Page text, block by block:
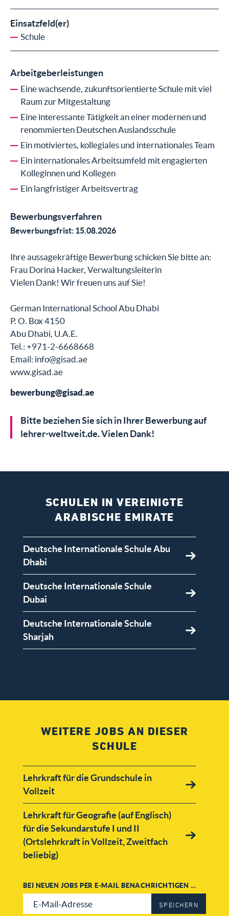
Einsatzfeld(er)
Schule
Arbeitgeberleistungen
Eine wachsende, zukunftsorientierte Schule mit viel
Raum zur Mitgestaltung
Eine interessante Tätigkeit an einer modernen und
renommierten Deutschen Auslandsschule
Ein motiviertes, kollegiales und internationales Team
Ein internationales Arbeitsumfeld mit engagierten
Kolleginnen und Kollegen
Ein langfristiger Arbeitsvertrag
Bewerbungsverfahren
Bewerbungsfrist: 15.08.2026
Ihre aussagekräftige Bewerbung schicken Sie bitte an:
Frau Dorina Hacker, Verwaltungsleiterin
Vielen Dank! Wir freuen uns auf Sie!
German International School Abu Dhabi
P. O. Box 4150
Abu Dhabi, U.A.E.
Tel.: +971-2-6668668
Email: info@gisad.ae
www.gisad.ae
bewerbung@gisad.ae
Bitte beziehen Sie sich in Ihrer Bewerbung auf
lehrer-weltweit.de. Vielen Dank!
SCHULEN IN VEREINIGTE
ARABISCHE EMIRATE
Deutsche Internationale Schule Abu
Dhabi
Deutsche Internationale Schule
Dubai
Deutsche Internationale Schule
Sharjah
WEITERE JOBS AN DIESER
SCHULE
Lehrkraft für die Grundschule in
Vollzeit
Lehrkraft für Geografie (auf Englisch)
für die Sekundarstufe I und II
(Ortslehrkraft in Vollzeit, Zweitfach
beliebig)
Sekundarstufe I und II (Ortslehrkraft
in Vollzeit, Zweitfach beliebig)
BEI NEUEN JOBS PER E-MAIL BENACHRICHTIGEN ...
SPEICHERN